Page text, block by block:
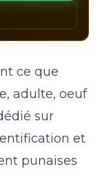
ce que
adulte, oeuf
sur
et
punaises